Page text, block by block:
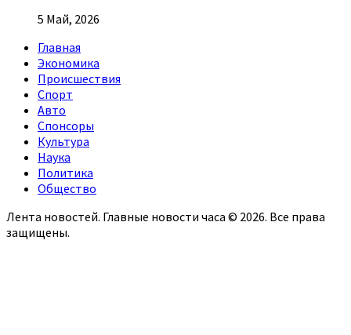
5 Май, 2026
Главная
Экономика
Происшествия
Спорт
Авто
Спонсоры
Культура
Наука
Политика
Общество
Лента новостей. Главные новости часа © 2026. Все права
защищены.